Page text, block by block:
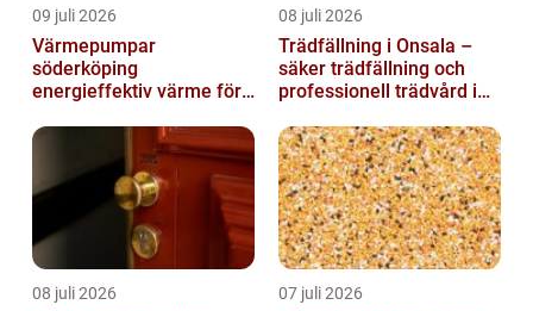
09 juli 2026
Värmepumpar
söderköping
energieffektiv värme för
08 juli 2026
Trädfällning i Onsala –
säker trädfällning och
professionell trädvård i
08 juli 2026 07 juli 2026